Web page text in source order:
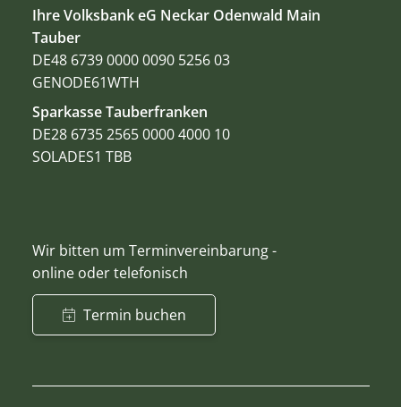
Ihre Volksbank eG Neckar Odenwald Main
Tauber
DE48 6739 0000 0090 5256 03
GENODE61WTH
Sparkasse Tauberfranken
DE28 6735 2565 0000 4000 10
SOLADES1 TBB
Wir bitten um Terminvereinbarung -
online oder telefonisch
Termin buchen